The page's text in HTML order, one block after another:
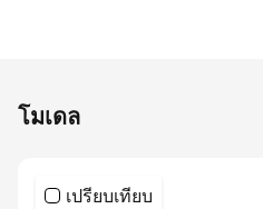
โมเดล
เปรียบเทียบ